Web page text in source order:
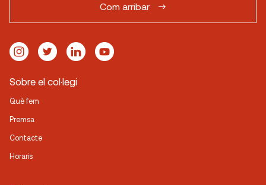
Com arribar
Sobre el col·legi
Què fem
Premsa
Contacte
Horaris